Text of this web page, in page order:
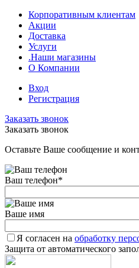
Корпоративным клиентам
Акции
Доставка
Услуги
.Наши магазины
О Компании
Вход
Регистрация
Заказать звонок
Заказать звонок
Оставьте Ваше сообщение и
Ваш телефон*
Ваше имя
Я согласен на обработку
Защита от автоматического